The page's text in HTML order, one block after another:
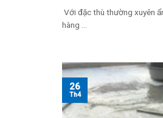
Với đặc thù thường xuyên
hàng ...
26
Th4